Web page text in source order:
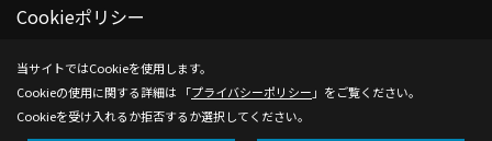
Cookieポリシー
当サイトではCookieを使用します。
Cookieの使用に関する詳細は 「プライバシーポリシー 」をご覧ください。
Cookieを受け入れるか拒否するか選択してください。